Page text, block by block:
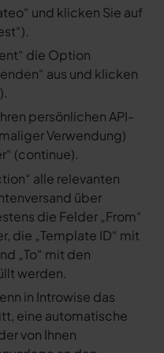
und klicken Sie auf
die Option
aus und klicken
persönlichen API-
Verwendung)
(continue).
alle relevanten
über
die Felder „From“
die „Template ID“ mit
„To“ mit den
werden.
in Introwise das
eine automatische
von Ihnen